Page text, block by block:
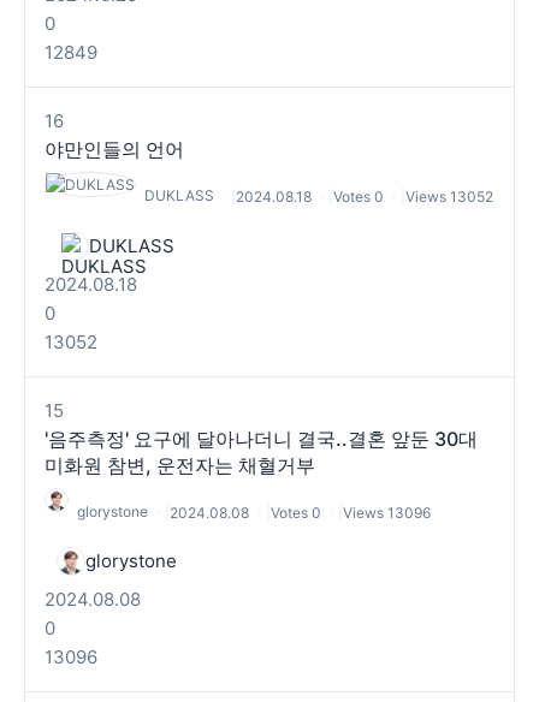
0
12849
16
야만인들의 언어
DUKLASS 2024.08.18 Votes 0 Views 13052
DUKLASS
2024.08.18
0
13052
15
'음주측정' 요구에 달아나더니 결국..결혼 앞둔 30대
미화원 참변, 운전자는 채혈거부
glorystone 2024.08.08 Votes 0 Views 13096
glorystone
2024.08.08
0
13096